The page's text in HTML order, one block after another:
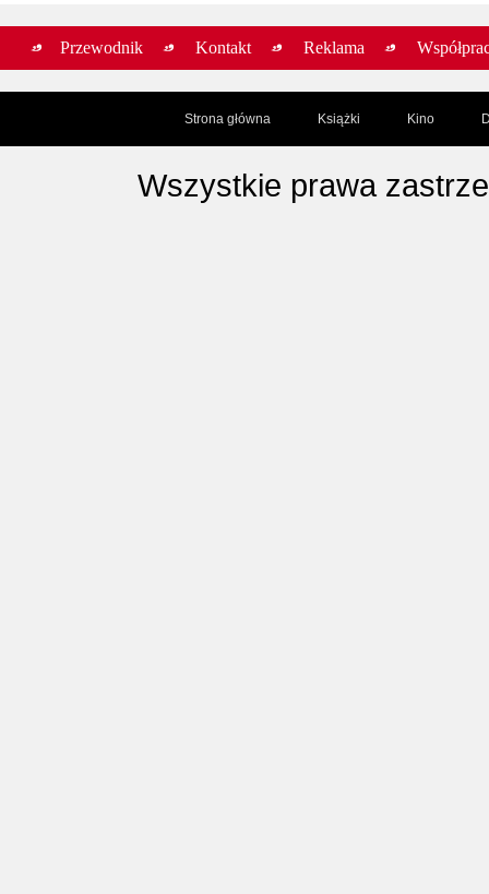
Przewodnik Kontakt Reklama
Strona główna Książki Kino
Wszystkie prawa